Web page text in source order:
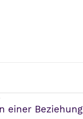
einer Beziehung